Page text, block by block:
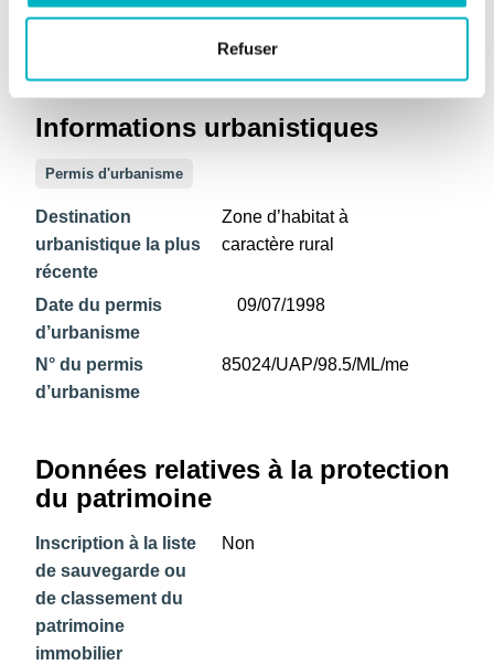
Refuser
Raccordé à l'égout
Informations urbanistiques
Permis d'urbanisme
Destination
urbanistique la plus
récente
Zone d’habitat à
caractère rural
Date du permis
d’urbanisme
09/07/1998
N° du permis
d’urbanisme
85024/UAP/98.5/ML/me
Données relatives à la protection
du patrimoine
Inscription à la liste
de sauvegarde ou
de classement du
patrimoine
immobilier
Non